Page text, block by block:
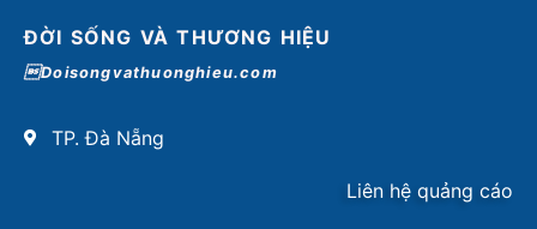
ĐỜI SỐNG VÀ THƯƠNG HIỆU
Doisongvathuonghieu.com
TP. Đà Nẵng
Liên hệ quảng cáo